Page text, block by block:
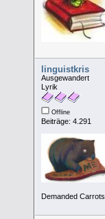
linguistkris
Ausgewandert
Lyrik
Offline
Beiträge: 4.291
Demanded Carrots